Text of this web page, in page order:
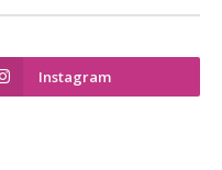
Instagram